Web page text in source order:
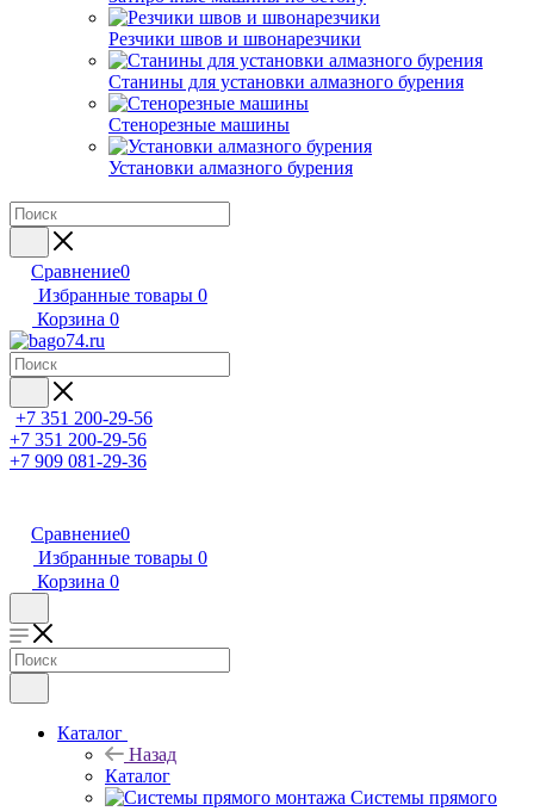
Резчики швов и швонарезчики
Станины для установки алмазного бурения
Стенорезные машины
Установки алмазного бурения
Сравнение0
Избранные товары 0
Корзина 0
+7 351 200-29-56
+7 351 200-29-56
+7 909 081-29-36
Сравнение0
Избранные товары 0
Корзина 0
Каталог
Назад
Каталог
Системы прямого